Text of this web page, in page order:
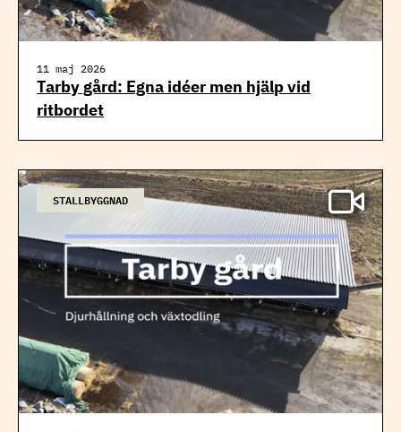
11 maj 2026
Tarby gård: Egna idéer men hjälp vid
ritbordet
STALLBYGGNAD